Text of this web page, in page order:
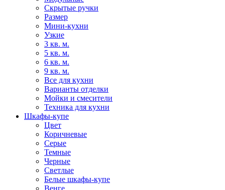
Скрытые ручки
Размер
Мини-кухни
Узкие
3 кв. м.
5 кв. м.
6 кв. м.
9 кв. м.
Все для кухни
Варианты отделки
Мойки и смесители
Техника для кухни
Шкафы-купе
Цвет
Коричневые
Серые
Темные
Черные
Светлые
Белые шкафы-купе
Венге